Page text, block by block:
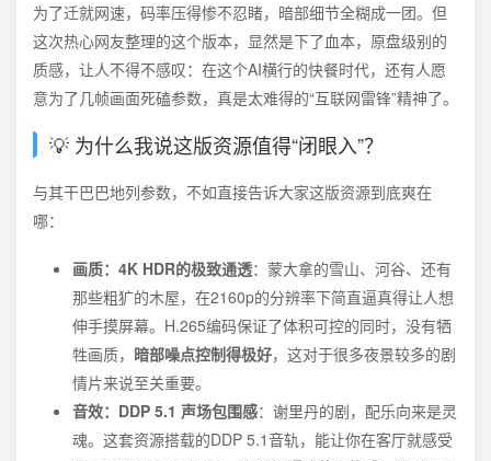
为了迁就网速，码率压得惨不忍睹，暗部细节全糊成一团。但
这次热心网友整理的这个版本，显然是下了血本，原盘级别的
质感，让人不得不感叹：在这个AI横行的快餐时代，还有人愿
意为了几帧画面死磕参数，真是太难得的“互联网雷锋”精神了。
💡 为什么我说这版资源值得“闭眼入”？
与其干巴巴地列参数，不如直接告诉大家这版资源到底爽在
哪：
画质：4K HDR的极致通透：蒙大拿的雪山、河谷、还有
那些粗犷的木屋，在2160p的分辨率下简直逼真得让人想
伸手摸屏幕。H.265编码保证了体积可控的同时，没有牺
牲画质， 暗部噪点控制得极好，这对于很多夜景较多的剧
情片来说至关重要。
音效：DDP 5.1 声场包围感：谢里丹的剧，配乐向来是灵
魂。这套资源搭载的DDP 5.1音轨，能让你在客厅就感受